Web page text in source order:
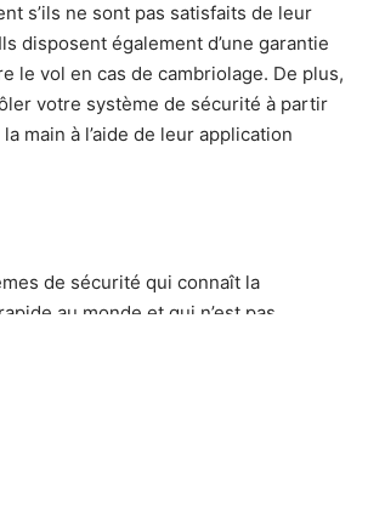
s’ils ne sont pas satisfaits de leur
disposent également d’une garantie
le vol en cas de cambriolage. De plus,
votre système de sécurité à partir
main à l’aide de leur application
de sécurité qui connaît la
au monde et qui n’est pas